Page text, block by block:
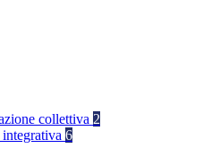
collettiva 2
6